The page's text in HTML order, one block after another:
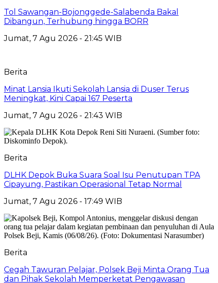
Tol Sawangan-Bojonggede-Salabenda Bakal
Dibangun, Terhubung hingga BORR
Jumat, 7 Agu 2026 - 21:45 WIB
Berita
Minat Lansia Ikuti Sekolah Lansia di Duser Terus
Meningkat, Kini Capai 167 Peserta
Jumat, 7 Agu 2026 - 21:43 WIB
Berita
DLHK Depok Buka Suara Soal Isu Penutupan TPA
Cipayung, Pastikan Operasional Tetap Normal
Jumat, 7 Agu 2026 - 17:49 WIB
Berita
Cegah Tawuran Pelajar, Polsek Beji Minta Orang Tua
dan Pihak Sekolah Memperketat Pengawasan